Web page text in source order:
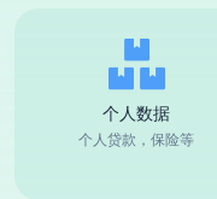
个人数据
个人贷款，保险等